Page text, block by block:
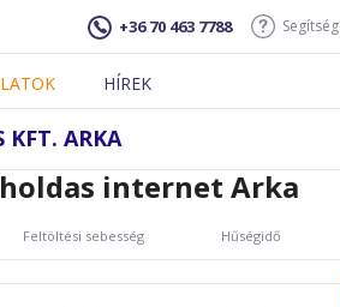
+36 70 463 7788 Segítség
HÍREK
ARKA
internet Arka
Feltöltési sebesség Hűségidő